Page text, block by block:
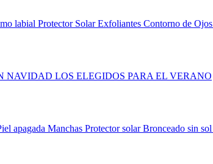
labial Protector SolarExfoliantes Contorno de Ojos
NAVIDAD LOS ELEGIDOS PARA EL VERANO
apagada Manchas Protector solarBronceado sin sol